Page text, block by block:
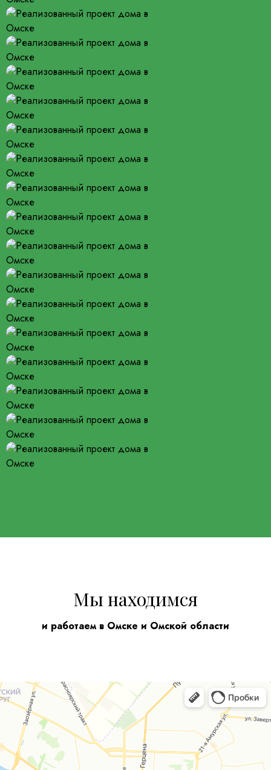
Мы находимся
и работаем в Омске и Омской области